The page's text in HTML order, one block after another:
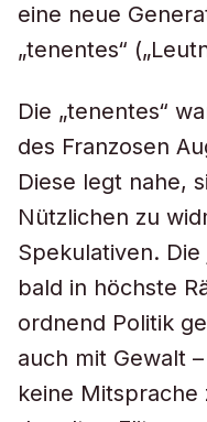
eine neue
„tenentes“
Die „tenentes“
des Franzosen
Diese legt nahe,
Nützlichen zu
Spekulativen.
bald in höchste
ordnend Politik
auch mit Gewalt
keine Mitsprache